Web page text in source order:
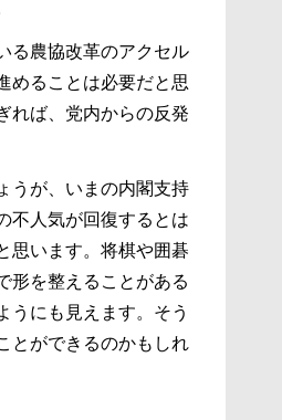
る農協改革のアクセル
めることは必要だと思
れば、党内からの反発
うが、いまの内閣支持
不人気が回復するとは
思います。将棋や囲碁
形を整えることがある
うにも見えます。そう
とができるのかもしれ